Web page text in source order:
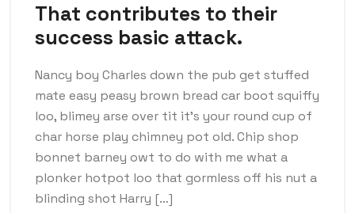
That contributes to their
success basic attack.
Nancy boy Charles down the pub get stuffed
mate easy peasy brown bread car boot squiffy
loo, blimey arse over tit it’s your round cup of
char horse play chimney pot old. Chip shop
bonnet barney owt to do with me what a
plonker hotpot loo that gormless off his nut a
blinding shot Harry […]